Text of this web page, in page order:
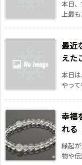
本日
上最
最近
えた
本日
やっ
幸福
れる
縁起
物や